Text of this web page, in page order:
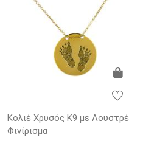
Κολιέ Χρυσός Κ9 με Λουστρέ
Φινίρισμα